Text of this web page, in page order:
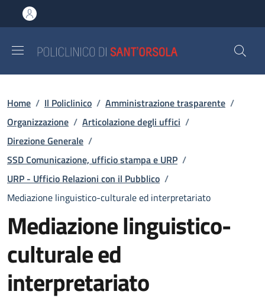
al contenuto principale
to footer content
Briciole di pane
Home / Il Policlinico / Amministrazione trasparente /
Organizzazione / Articolazione degli uffici /
Direzione Generale /
SSD Comunicazione, ufficio stampa e URP /
URP - Ufficio Relazioni con il Pubblico /
Mediazione linguistico-culturale ed interpretariato
Mediazione linguistico-
culturale ed
interpretariato